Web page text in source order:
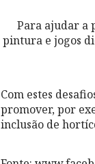
Para ajudar a
pintura e jogos
Com estes
promover, por
inclusão de